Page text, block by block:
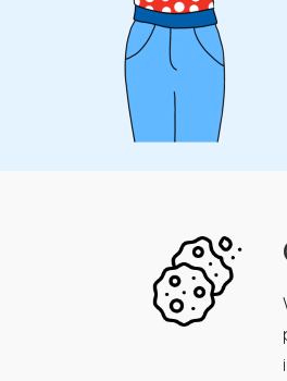
Kwaliteitsregister
Maliesingel 39,